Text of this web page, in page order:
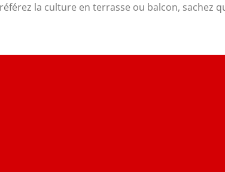
la culture en terrasse ou balcon, sachez